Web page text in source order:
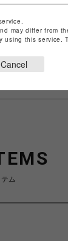
ム
may differ from
this service.
Cancel